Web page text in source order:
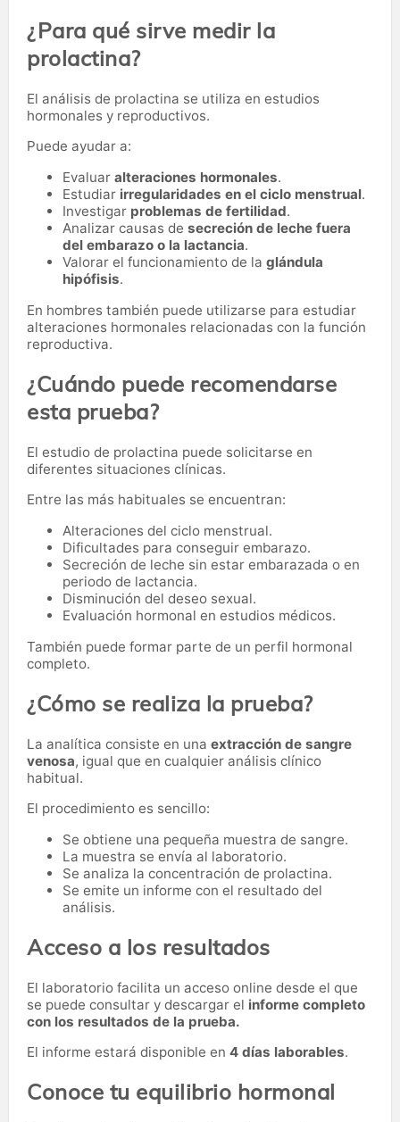
¿Para qué sirve medir la
prolactina?
El análisis de prolactina se utiliza en estudios
hormonales y reproductivos.
Puede ayudar a:
Evaluar alteraciones hormonales.
Estudiar irregularidades en el ciclo menstrual.
Investigar problemas de fertilidad.
Analizar causas de secreción de leche fuera
del embarazo o la lactancia.
Valorar el funcionamiento de la glándula
hipófisis.
En hombres también puede utilizarse para estudiar
alteraciones hormonales relacionadas con la función
reproductiva.
¿Cuándo puede recomendarse
esta prueba?
El estudio de prolactina puede solicitarse en
diferentes situaciones clínicas.
Entre las más habituales se encuentran:
Alteraciones del ciclo menstrual.
Dificultades para conseguir embarazo.
Secreción de leche sin estar embarazada o en
periodo de lactancia.
Disminución del deseo sexual.
Evaluación hormonal en estudios médicos.
También puede formar parte de un perfil hormonal
completo.
¿Cómo se realiza la prueba?
La analítica consiste en una extracción de sangre
venosa, igual que en cualquier análisis clínico
habitual.
El procedimiento es sencillo:
Se obtiene una pequeña muestra de sangre.
La muestra se envía al laboratorio.
Se analiza la concentración de prolactina.
Se emite un informe con el resultado del
análisis.
Acceso a los resultados
El laboratorio facilita un acceso online desde el que
se puede consultar y descargar el informe completo
con los resultados de la prueba.
El informe estará disponible en 4 días laborables.
Conoce tu equilibrio hormonal